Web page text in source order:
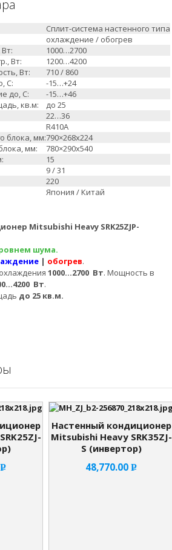
Сплит-система настенного типа
охлаждение / обогрев
1000…2700
Вт:
1200…4200
Вт:
710 / 860
С:
-15…+24
до, С:
-15…+46
кв.м:
до 25
22…36
R410A
блока, мм:790×268x224
мм:
780×290x540
15
9 / 31
220
Япония / Китай
Mitsubishi Heavy SRK25ZJP-
шума.
| обогрев.
1000…2700 Вт. Мощность в
Вт.
до 25 кв.м.
Р
Настенный кондиционер
Mitsubishi Heavy SRK35ZJ-
S (инвертор)
48,770.00Р